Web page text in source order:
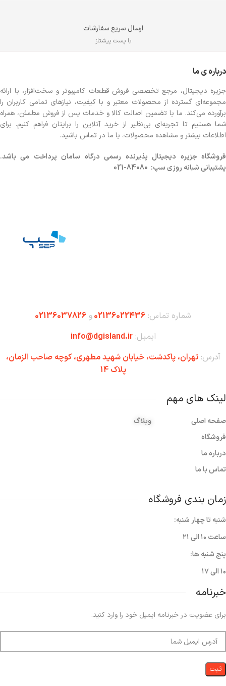
ارسال سریع سفارشات
با پست پیشتاز
درباره ی ما
جزیره دیجیتال، مرجع تخصصی فروش قطعات کامپیوتر و سخت‌افزار، با ارائه
مجموعه‌ای گسترده از محصولات معتبر و با کیفیت، نیازهای تمامی کاربران را
برآورده می‌کند. ما با تضمین اصالت کالا و خدمات پس از فروش مطمئن، همراه
شما هستیم تا تجربه‌ای بی‌نظیر از خرید آنلاین را برایتان فراهم کنیم. برای
اطلاعات بیشتر و مشاهده محصولات، با ما در تماس باشید.
فروشگاهجزیره دیجیتال پذیرنده رسمی درگاه سامان پرداخت می باشد.
پشتیبانی شبانه روزی سپ: 84080-021
شماره تماس: 02136022436و 02136037826
ایمیل:info@dgisland.ir
آدرس:تهران،‌ پاکدشت، خیابان شهید مطهری، کوچه صاحب الزمان،
پلاک 14
لینک های مهم
صفحه اصلی
فروشگاه
درباره ما
تماس با ما
وبلاگ
زمان بندی فروشگاه
شنبه تا چهار شنبه:
ساعت ۱۰ الی ۲۱
پنج شنبه ها:
۱۰ الی ۱۷
خبرنامه
برای عضویت در خبرنامه ایمیل خود را وارد کنید.